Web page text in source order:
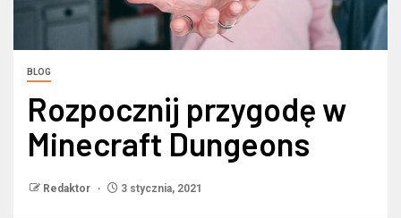
BLOG
Rozpocznij przygodę w
Minecraft Dungeons
Redaktor 3 stycznia, 2021